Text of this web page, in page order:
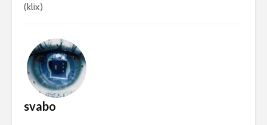
(klix)
svabo